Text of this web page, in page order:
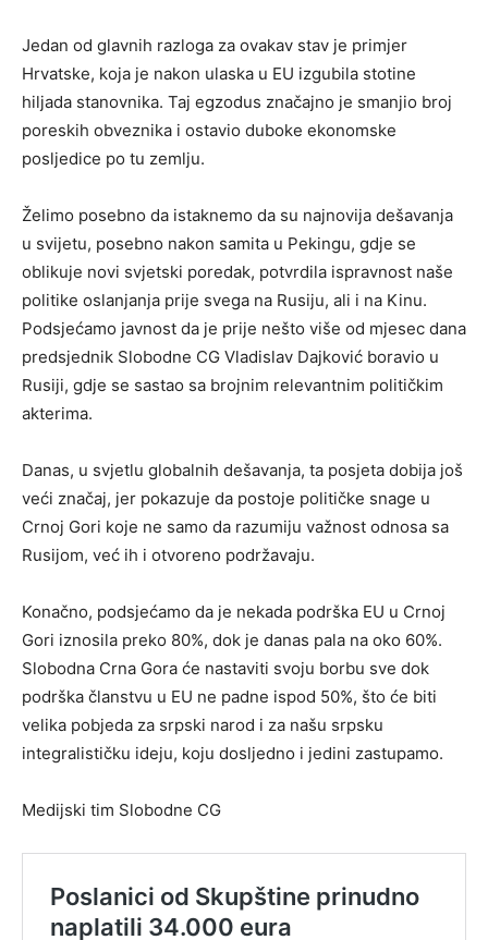
Jedan od glavnih razloga za ovakav stav je primjer
Hrvatske, koja je nakon ulaska u EU izgubila stotine
hiljada stanovnika. Taj egzodus značajno je smanjio broj
poreskih obveznika i ostavio duboke ekonomske
posljedice po tu zemlju.
Želimo posebno da istaknemo da su najnovija dešavanja
u svijetu, posebno nakon samita u Pekingu, gdje se
oblikuje novi svjetski poredak, potvrdila ispravnost naše
politike oslanjanja prije svega na Rusiju, ali i na Kinu.
Podsjećamo javnost da je prije nešto više od mjesec dana
predsjednik Slobodne CG Vladislav Dajković boravio u
Rusiji, gdje se sastao sa brojnim relevantnim političkim
akterima.
Danas, u svjetlu globalnih dešavanja, ta posjeta dobija još
veći značaj, jer pokazuje da postoje političke snage u
Crnoj Gori koje ne samo da razumiju važnost odnosa sa
Rusijom, već ih i otvoreno podržavaju.
Konačno, podsjećamo da je nekada podrška EU u Crnoj
Gori iznosila preko 80%, dok je danas pala na oko 60%.
Slobodna Crna Gora će nastaviti svoju borbu sve dok
podrška članstvu u EU ne padne ispod 50%, što će biti
velika pobjeda za srpski narod i za našu srpsku
integralističku ideju, koju dosljedno i jedini zastupamo.
Medijski tim Slobodne CG